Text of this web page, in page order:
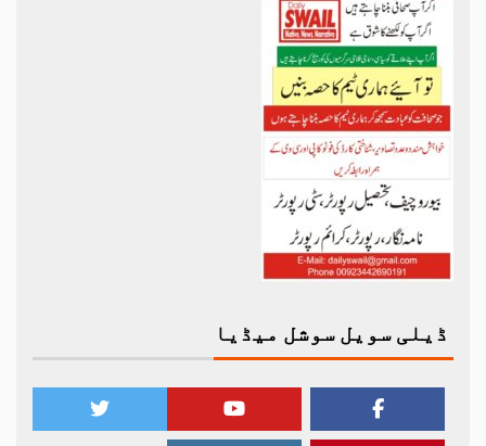
ڈیلی سویل سوشل میڈیا